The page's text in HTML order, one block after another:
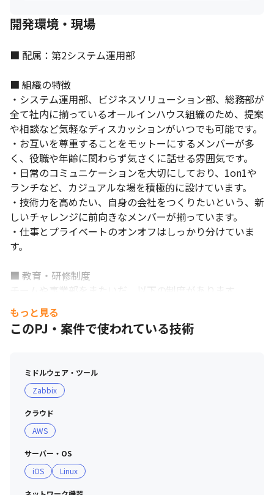
開発環境・現場
■ 配属：第2システム運用部
■ 組織の特徴
・システム運用部、ビジネスソリューション部、総務部が
全て社内に揃っているオールインハウス組織のため、提案
や相談など気軽なディスカッションがいつでも可能です。
・お互いを尊重することをモットーにするメンバーが多
く、役職や年齢に関わらず気さくに話せる雰囲気です。
・日常のコミュニケーションを大切にしており、1on1や
ランチなど、カジュアルな場を積極的に設けています。
・技術力を高めたい、自身の会社をつくりたいという、新
しいチャレンジに前向きなメンバーが揃っています。
・仕事とプライベートのオンオフはしっかり分けていま
す。
■ 教育・研修制度
チームや事業部をまたいだ、以下の制度があります。
・エンジニア向けの技術勉強会、社外研修
・グループミーティング
もっと見る
このPJ・案件で使われている技術
ミドルウェア・ツール
Zabbix
クラウド
AWS
サーバー・OS
iOS
Linux